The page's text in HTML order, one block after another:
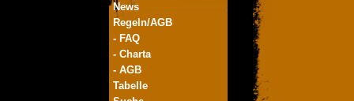
News
Regeln/AGB
- FAQ
- Charta
- AGB
Tabelle